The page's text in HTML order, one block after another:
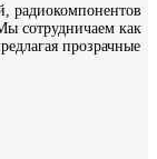
радиокомпонентов
сотрудничаем как
прозрачные